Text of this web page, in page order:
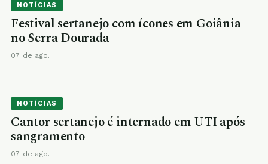
NOTÍCIAS
Festival sertanejo com ícones em Goiânia
no Serra Dourada
07 de ago.
NOTÍCIAS
Cantor sertanejo é internado em UTI após
sangramento
07 de ago.